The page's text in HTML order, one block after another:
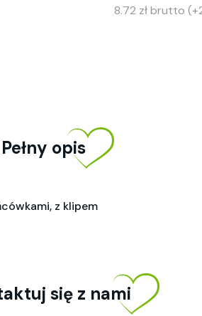
8.72 zł brutto
Pełny opis
z klipem
się z nami